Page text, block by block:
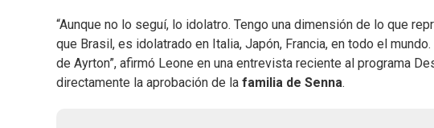
“Aunque no lo seguí, lo idolatro. Tengo una dimensión de lo que
que Brasil, es idolatrado en Italia, Japón, Francia, en todo el
de Ayrton”, afirmó Leone en una entrevista reciente al programa
directamente la aprobación de la familia de Senna.